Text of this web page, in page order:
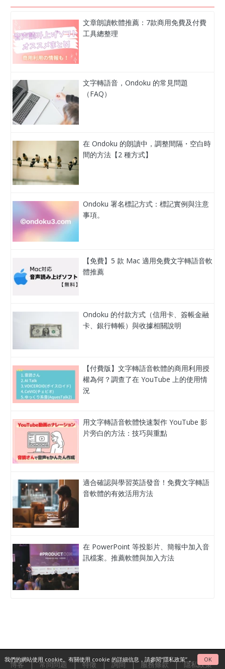
文章朗讀軟體推薦：7款商用免費及付費
工具總整理
文字轉語音，Ondoku 的常見問題
（FAQ）
在 Ondoku 的朗讀中，調整間隔・空白時
間的方法【2 種方式】
Ondoku 署名標記方式：標記實例與注意
事項。
【免費】5 款 Mac 適用免費文字轉語音軟
體推薦
Ondoku 的付款方式（信用卡、簽帳金融
卡、銀行轉帳）與收據相關說明
【付費版】文字轉語音軟體的商用利用授
權為何？調查了在 YouTube 上的使用情
況
用文字轉語音軟體快速製作 YouTube 影
片旁白的方法：技巧與重點
適合確認與學習英語發音！免費文字轉語
音軟體的有效活用方法
在 PowerPoint 等投影片、簡報中加入音
訊檔案。推薦軟體與加入方法
博客 | 常問問題 | 特徵 | 詢問 | 服務條款 | 隱私政策
我們的網站使用 cookie。有關使用 cookie 的詳細信息，請參閱“隱私政策”。 OK